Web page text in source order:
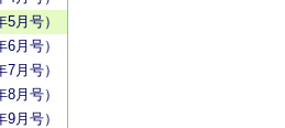
月号）
月号）
月号）
月号）
月号）